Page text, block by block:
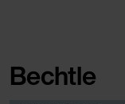
Bechtle